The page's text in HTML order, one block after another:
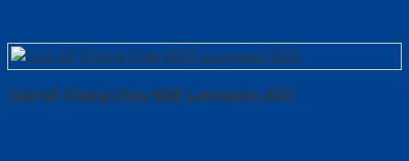
Cửa Gỗ Chống Cháy MDF Laminate-SGD